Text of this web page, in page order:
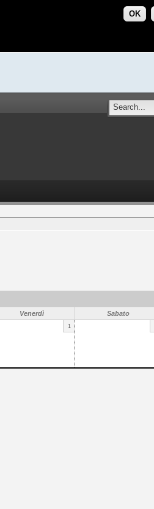
OK
Venerdì Sabato
1